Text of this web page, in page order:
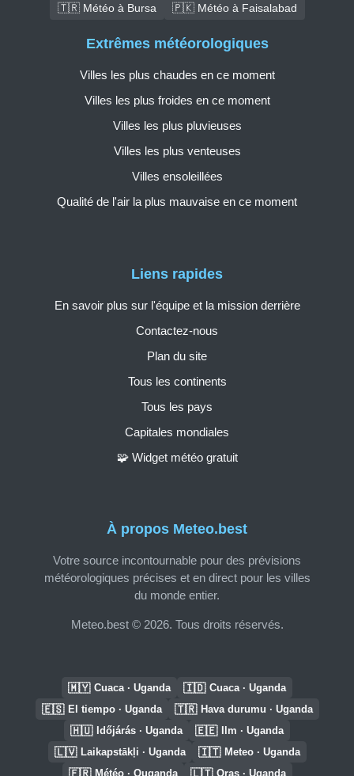
🇹🇷 Météo à Bursa
🇵🇰 Météo à Faisalabad
À propos Meteo.best
Votre source incontournable pour des prévisions
météorologiques précises et en direct pour les villes
du monde entier.
Meteo.best © 2026. Tous droits réservés.
Liens rapides
En savoir plus sur l'équipe et la mission derrière
Contactez-nous
Plan du site
Tous les continents
Tous les pays
Capitales mondiales
🧩 Widget météo gratuit
Extrêmes météorologiques
Villes les plus chaudes en ce moment
Villes les plus froides en ce moment
Villes les plus pluvieuses
Villes les plus venteuses
Villes ensoleillées
Qualité de l'air la plus mauvaise en ce moment
🇲🇾 Cuaca · Uganda 🇮🇩 Cuaca · Uganda
🇪🇸 El tiempo · Uganda 🇹🇷 Hava durumu · Uganda
🇭🇺 Időjárás · Uganda 🇪🇪 Ilm · Uganda
🇱🇻 Laikapstākļi · Uganda 🇮🇹 Meteo · Uganda
🇫🇷 Météo · Ouganda 🇱🇹 Oras · Uganda